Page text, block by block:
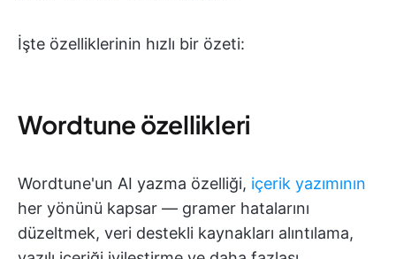
İşte özelliklerinin hızlı bir özeti:
Wordtune özellikleri
Wordtune'un AI yazma özelliği, içerik yazımının
her yönünü kapsar — gramer hatalarını
düzeltmek, veri destekli kaynakları alıntılama,